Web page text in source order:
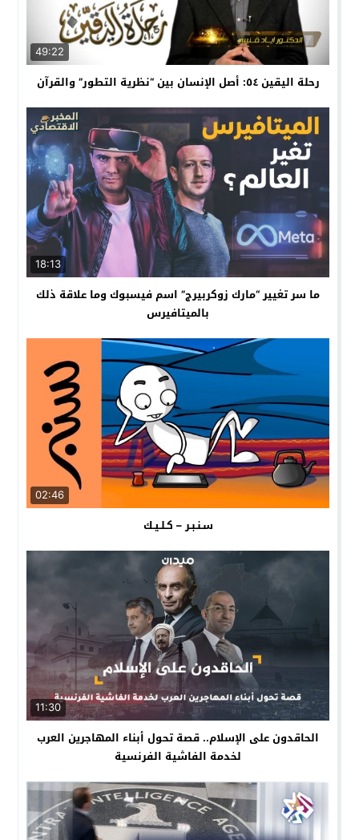
49:22
رحلة اليقين ٥٤: أصل الإنسان بين “نظرية التطور” والقرآن
18:13
ما سر تغيير “مارك زوكربيرج” اسم فيسبوك وما علاقة ذلك
بالميتافيرس
02:46
سـنـبـر – كـلـيـك
11:30
الحاقدون على الإسلام.. قصة تحول أبناء المهاجرين العرب
لخدمة الفاشية الفرنسية